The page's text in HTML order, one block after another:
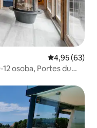
Prosječna
4,95 (63)
osoba, Portes du